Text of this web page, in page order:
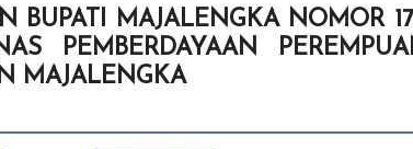
BUPATI MAJALENGKA NOMOR
PEMBERDAYAAN
MAJALENGKA